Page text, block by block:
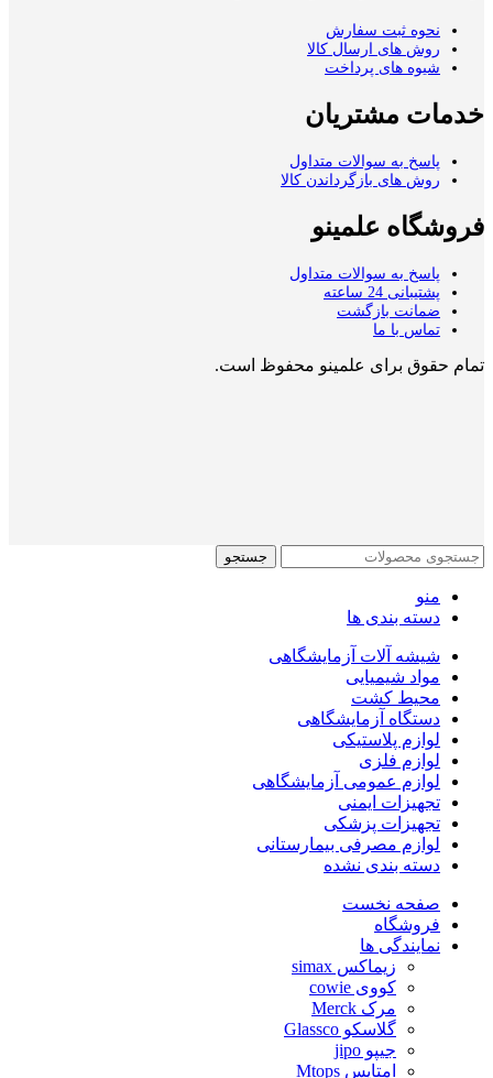
نحوه ثبت سفارش
روش های ارسال کالا
شیوه های پرداخت
خدمات مشتریان
پاسخ به سوالات متداول
روش های بازگرداندن کالا
فروشگاه علمینو
پاسخ به سوالات متداول
پشتیبانی 24 ساعته
ضمانت بازگشت
تماس با ما
تمام حقوق برای علمینو محفوظ است.
جستجو
منو
دسته بندی ها
شیشه آلات آزمایشگاهی
مواد شیمیایی
محیط کشت
دستگاه آزمایشگاهی
لوازم پلاستیکی
لوازم فلزی
لوازم عمومی آزمایشگاهی
تجهیزات ایمنی
تجهیزات پزشکی
لوازم مصرفی بیمارستانی
دسته بندی نشده
صفحه نخست
فروشگاه
نمایندگی ها
زیماکس simax
کووی cowie
مرک Merck
گلاسکو Glassco
جیپو jipo
امتاپس Mtops